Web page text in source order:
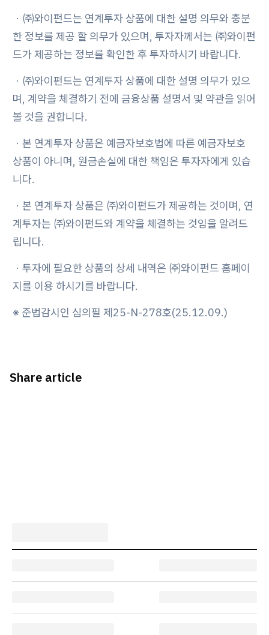
ㆍ㈜와이펀드는 연계투자 상품에 대한 설명 의무와 충분
한 정보를 제공 할 의무가 있으며, 투자자께서는 ㈜와이펀
드가 제공하는 정보를 확인한 후 투자하시기 바랍니다.
ㆍ㈜와이펀드는 연계투자 상품에 대한 설명 의무가 있으
며, 계약을 체결하기 전에 금융상품 설명서 및 약관을 읽어
볼 것을 권합니다.
ㆍ본 연계투자 상품은 예금자보호법에 따른 예금자보호
상품이 아니며, 원금손실에 대한 책임은 투자자에게 있습
니다.
ㆍ본 연계투자 상품은 ㈜와이펀드가 제공하는 것이며, 연
계투자는 ㈜와이펀드와 계약을 체결하는 것임을 알려드
립니다.
ㆍ투자에 필요한 상품의 상세 내역은 ㈜와이펀드 홈페이
지를 이용 하시기를 바랍니다.
※ 준법감시인 심의필 제25-N-278호(25.12.09.)
Share article